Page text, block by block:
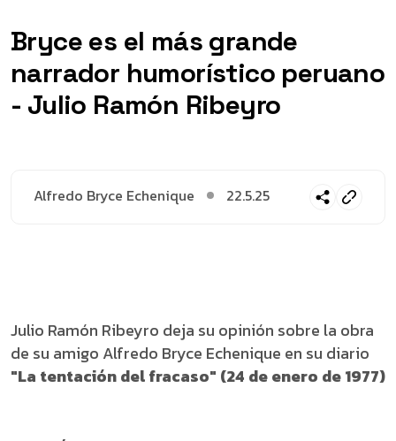
Bryce es el más grande
narrador humorístico peruano
- Julio Ramón Ribeyro
Alfredo Bryce Echenique 22.5.25
Julio Ramón Ribeyro deja su opinión sobre la obra
de su amigo Alfredo Bryce Echenique en su diario
"La tentación del fracaso" (24 de enero de 1977)